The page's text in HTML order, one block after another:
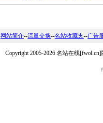
网站简介--流量交换--名站收藏夹--广告
Copyright 2005-2026 名站在线